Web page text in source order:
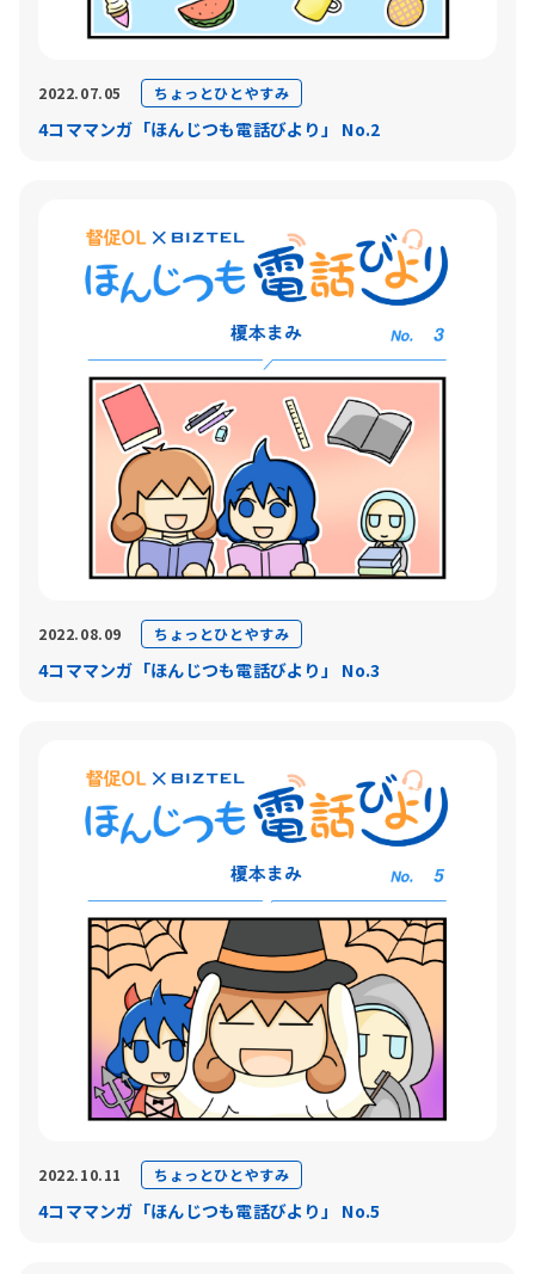
2022.07.05 ちょっとひとやすみ
4コママンガ「ほんじつも電話びより」 No.2
2022.08.09 ちょっとひとやすみ
4コママンガ「ほんじつも電話びより」 No.3
2022.10.11 ちょっとひとやすみ
4コママンガ「ほんじつも電話びより」 No.5